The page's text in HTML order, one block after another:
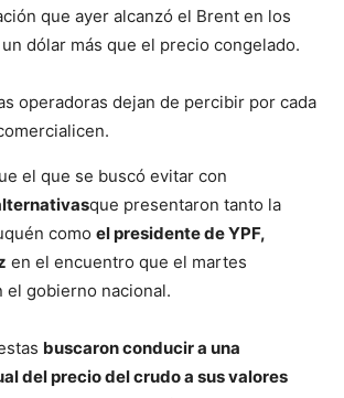
que ayer alcanzó el Brent en los
dólar más que el precio congelado.
operadoras dejan de percibir por cada
el que se buscó evitar con
que presentaron tanto la
como el presidente de YPF,
en el encuentro que el martes
el gobierno nacional.
buscaron conducir a una
del precio del crudo a sus valores